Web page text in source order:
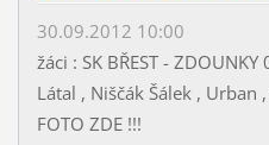
30.09.2012 10:00
žáci : SK BŘEST -
Látal , Niščák Šálek , Urban
FOTO ZDE !!!